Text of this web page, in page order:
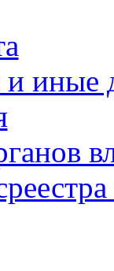
и иные